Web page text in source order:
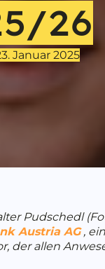
26
Januar 2025
Pudschedl
Austria AG,
der allen